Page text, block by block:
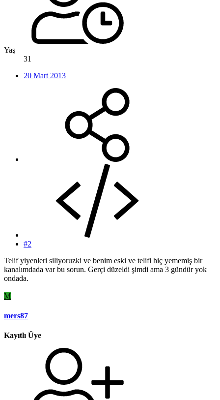
Yaş
31
20 Mart 2013
#2
Telif yiyenleri siliyoruzki ve benim eski ve telifi hiç yememiş bir
kanalımdada var bu sorun. Gerçi düzeldi şimdi ama 3 gündür yok
ondada.
M
mers87
Kayıtlı Üye